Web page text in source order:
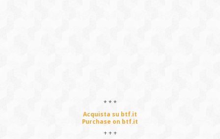
* * *
Acquista su btf.it
Purchase on btf.it
+ + +